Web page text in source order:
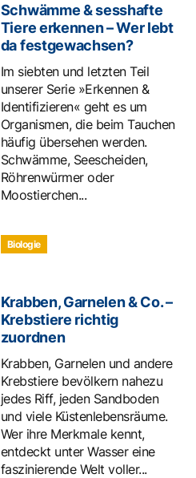
Schwämme & sesshafte
Tiere erkennen – Wer lebt
da festgewachsen?
Im siebten und letzten Teil
unserer Serie »Erkennen &
Identifizieren« geht es um
Organismen, die beim Tauchen
häufig übersehen werden.
Schwämme, Seescheiden,
Röhrenwürmer oder
Moostierchen...
Biologie
Krabben, Garnelen & Co. –
Krebstiere richtig
zuordnen
Krabben, Garnelen und andere
Krebstiere bevölkern nahezu
jedes Riff, jeden Sandboden
und viele Küstenlebensräume.
Wer ihre Merkmale kennt,
entdeckt unter Wasser eine
faszinierende Welt voller...